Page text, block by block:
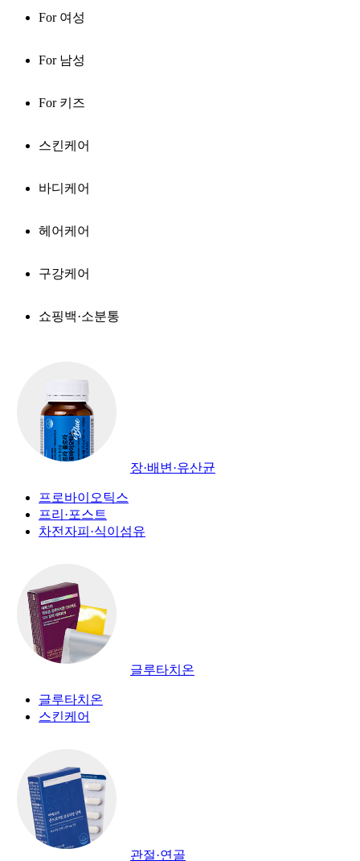
For 여성
For 남성
For 키즈
스킨케어
바디케어
헤어케어
구강케어
쇼핑백·소분통
장·배변·유산균
프로바이오틱스
프리·포스트
차전자피·식이섬유
글루타치온
글루타치온
스킨케어
관절·연골